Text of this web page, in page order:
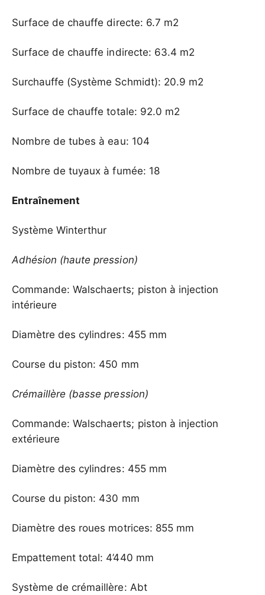
Surface de chauffe directe: 6.7 m2
Surface de chauffe indirecte: 63.4 m2
Surchauffe (Système Schmidt): 20.9 m2
Surface de chauffe totale: 92.0 m2
Nombre de tubes à eau: 104
Nombre de tuyaux à fumée: 18
Entraînement
Système Winterthur
Adhésion (haute pression)
Commande: Walschaerts; piston à injection
intérieure
Diamètre des cylindres: 455 mm
Course du piston: 450 mm
Crémaillère (basse pression)
Commande: Walschaerts; piston à injection
extérieure
Diamètre des cylindres: 455 mm
Course du piston: 430 mm
Diamètre des roues motrices: 855 mm
Empattement total: 4’440 mm
Système de crémaillère: Abt